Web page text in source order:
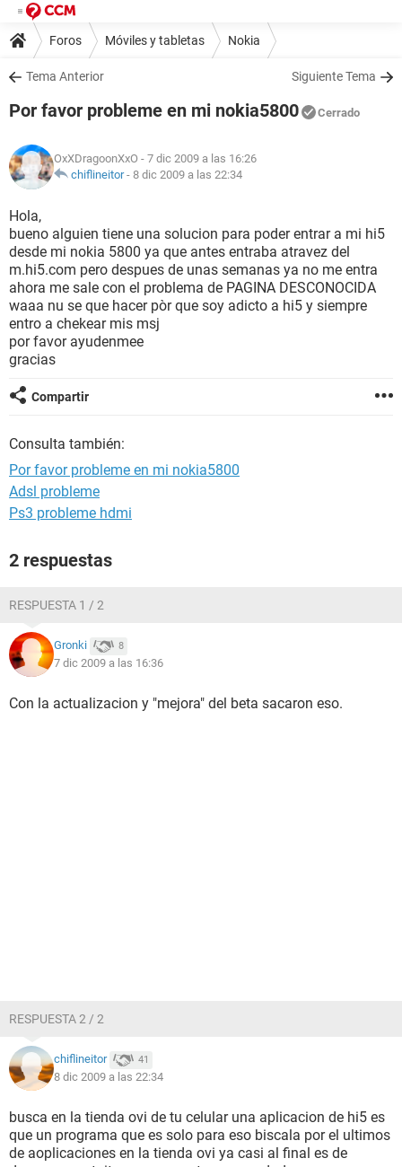
Foros Móviles y tabletas Nokia
Tema Anterior Siguiente Tema
Por favor probleme en mi nokia5800 Cerrado
OxXDragoonXxO - 7 dic 2009 a las 16:26
chiflineitor- 8 dic 2009 a las 22:34
Hola,
bueno alguien tiene una solucion para poder entrar a mi hi5
desde mi nokia 5800 ya que antes entraba atravez del
m.hi5.com pero despues de unas semanas ya no me entra
ahora me sale con el problema de PAGINA DESCONOCIDA
waaa nu se que hacer pòr que soy adicto a hi5 y siempre
entro a chekear mis msj
por favor ayudenmee
gracias
Compartir
Consulta también:
Por favor probleme en mi nokia5800
Adsl probleme
Ps3 probleme hdmi
2 respuestas
RESPUESTA 1 / 2
Gronki 8
7 dic 2009 a las 16:36
Con la actualizacion y "mejora" del beta sacaron eso.
RESPUESTA 2 / 2
chiflineitor 41
8 dic 2009 a las 22:34
busca en la tienda ovi de tu celular una aplicacion de hi5 es
que un programa que es solo para eso biscala por el ultimos
de aoplicaciones en la tienda ovi ya casi al final es de